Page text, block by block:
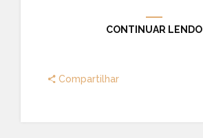
CONTINUAR LENDO
Compartilhar